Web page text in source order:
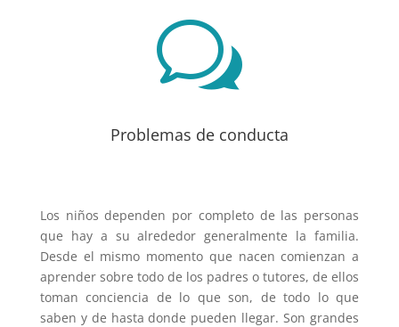
w
Problemas de conducta
Los niños dependen por completo de las personas
que hay a su alrededor generalmente la familia.
Desde el mismo momento que nacen comienzan a
aprender sobre todo de los padres o tutores, de ellos
toman conciencia de lo que son, de todo lo que
saben y de hasta donde pueden llegar. Son grandes